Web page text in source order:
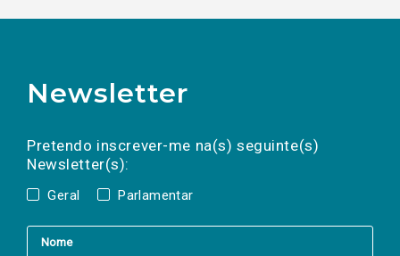
Newsletter
Pretendo inscrever-me na(s) seguinte(s)
Newsletter(s):
Geral Parlamentar
a(s) newsletter(s).
mail